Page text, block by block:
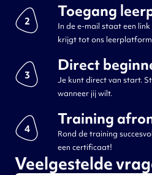
2
Toegang
In de e-mail staat een
krijgt tot ons
3
Direct
Je kunt direct van start.
wanneer jij wilt.
4
Training
Rond de training
een certificaat!
Veelgestelde